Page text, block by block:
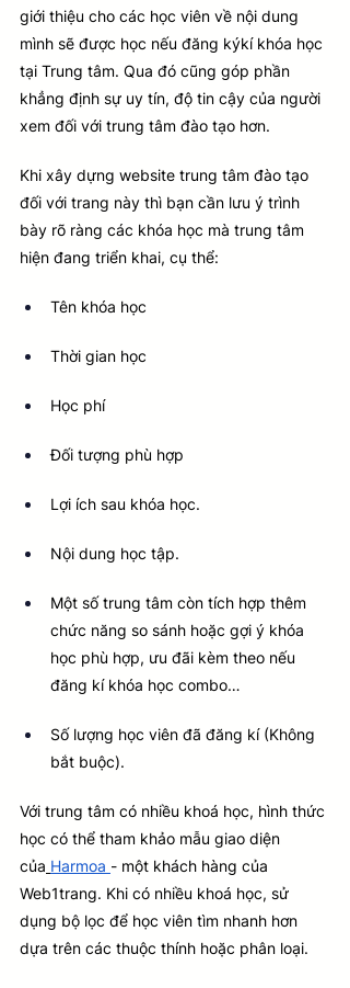
giới thiệu cho các học viên về nội dung
mình sẽ được học nếu đăng kýkí khóa học
tại Trung tâm. Qua đó cũng góp phần
khẳng định sự uy tín, độ tin cậy của người
xem đối với trung tâm đào tạo hơn.
Khi xây dựng website trung tâm đào tạo
đối với trang này thì bạn cần lưu ý trình
bày rõ ràng các khóa học mà trung tâm
hiện đang triển khai, cụ thể:
Tên khóa học
Thời gian học
Học phí
Đối tượng phù hợp
Lợi ích sau khóa học.
Nội dung học tập.
Một số trung tâm còn tích hợp thêm
chức năng so sánh hoặc gợi ý khóa
học phù hợp, ưu đãi kèm theo nếu
đăng kí khóa học combo…
Số lượng học viên đã đăng kí (Không
bắt buộc).
Với trung tâm có nhiều khoá học, hình thức
học có thể tham khảo mẫu giao diện
của Harmoa - một khách hàng của
Web1trang. Khi có nhiều khoá học, sử
dụng bộ lọc để học viên tìm nhanh hơn
dựa trên các thuộc thính hoặc phân loại.